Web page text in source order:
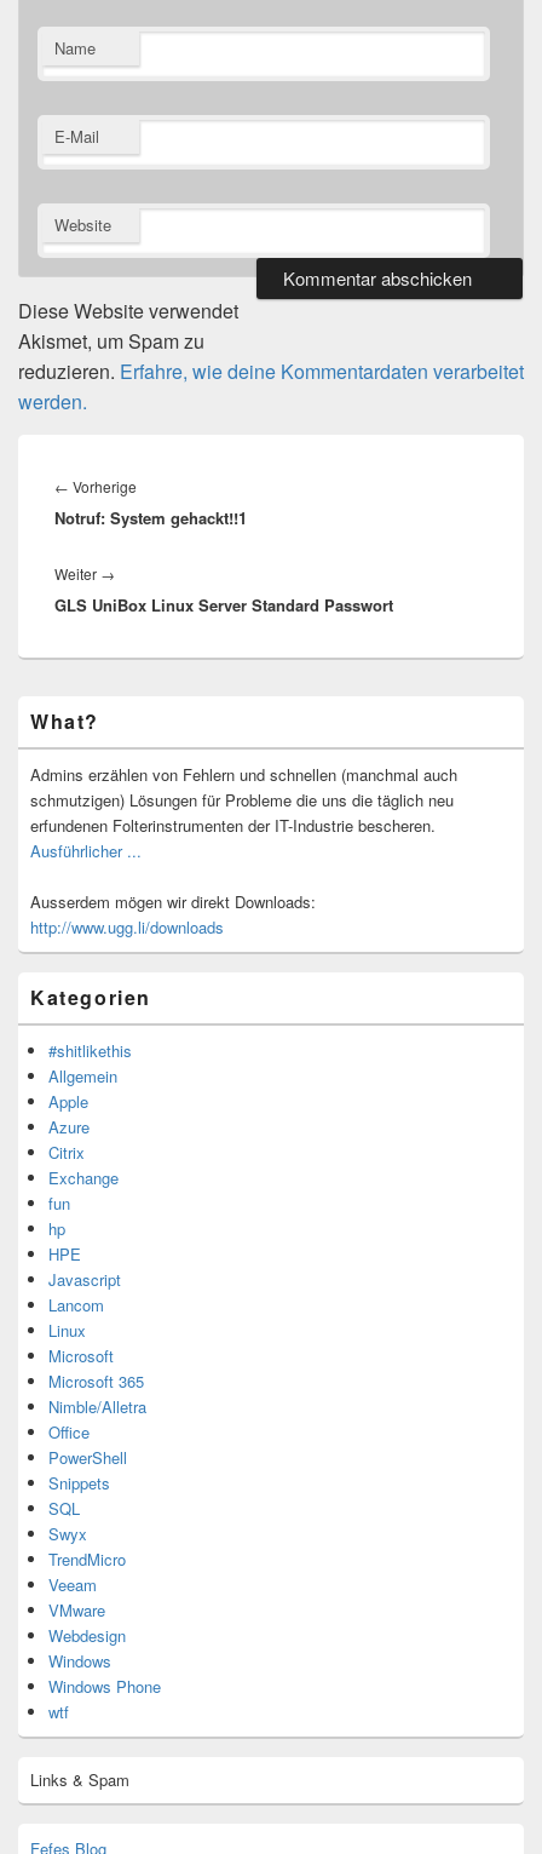
Name
E-Mail
Website
Diese Website verwendet
Akismet, um Spam zu
reduzieren. Erfahre, wie deine Kommentardaten verarbeitet
werden.
← Vorherige
Beitrag:
Notruf: System gehackt!!1
Weiter →
Beitrag:
GLS UniBox Linux Server Standard Passwort
Seitenleisten-
Widgetbereich
What?
Admins erzählen von Fehlern und schnellen (manchmal auch
schmutzigen) Lösungen für Probleme die uns die täglich neu
erfundenen Folterinstrumenten der IT-Industrie bescheren.
Ausführlicher ...
Ausserdem mögen wir direkt Downloads:
http://www.ugg.li/downloads
Kategorien
#shitlikethis
Allgemein
Apple
Azure
Citrix
Exchange
fun
hp
HPE
Javascript
Lancom
Linux
Microsoft
Microsoft 365
Nimble/Alletra
Office
PowerShell
Snippets
SQL
Swyx
TrendMicro
Veeam
VMware
Webdesign
Windows
Windows Phone
wtf
Links & Spam
Fefes Blog